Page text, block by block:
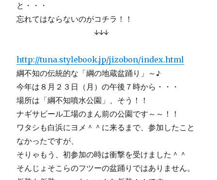
と・・・
忘れてはならないのがコチラ！！
↓↓↓
http://tuna.stylebook.jp/jizobon/index.html
綱不知の伝統的な「綱の地蔵盆踊り」～♪
今年は８月２３日（月）の午後７時から・・・
場所は「綱不知噴水公園」、そう！！
ナギサビール工場のまん前の公園です～～！！
ワタシも白浜にヨメ＾＾に来るまで、参加したこと
なかったですが、
そりゃもう、初参加の時は衝撃を受けました＾＾
そんじょそこらのフツーの盆踊りではありません。